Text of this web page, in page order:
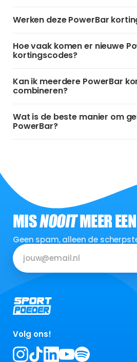
Werken deze PowerBar
Hoe vaak komen er nieuwe
kortingscodes?
Kan ik meerdere PowerBar
combineren?
Wat is de beste manier om
PowerBar?
MISNOOITMEER EEN
Geen spam, alleen de
Volg ons!